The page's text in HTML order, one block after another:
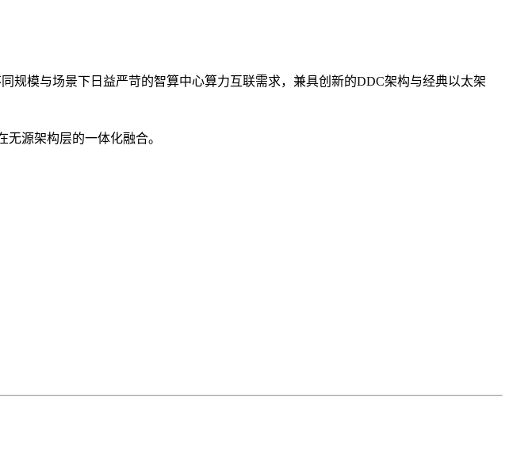
规模与场景下日益严苛的智算中心算力互联需求，兼具创新的DDC架构与经典以太架
源架构层的一体化融合。